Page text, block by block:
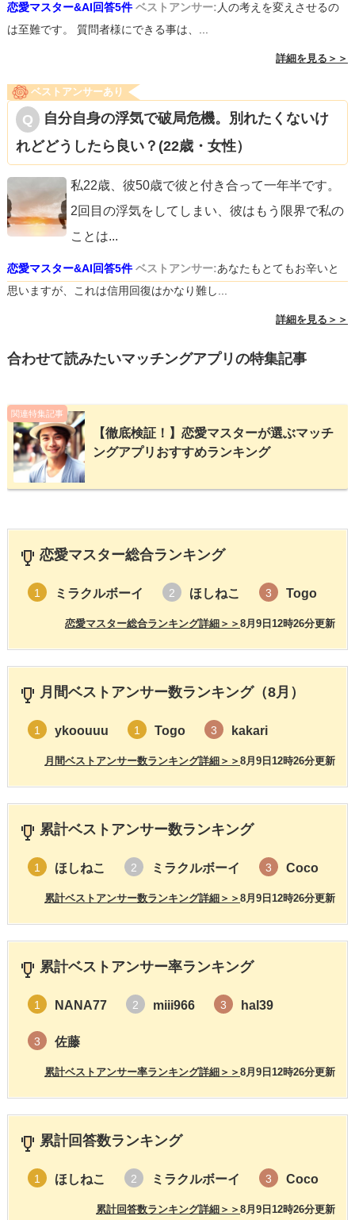
恋愛マスター&AI回答5件 ベストアンサー:人の考えを変えさせるの
は至難です。 質問者様にできる事は、...
詳細を見る＞＞
ベストアンサーあり
自分自身の浮気で破局危機。別れたくないけ
れどどうしたら良い？(22歳・女性）
私22歳、彼50歳で彼と付き合って一年半です。
2回目の浮気をしてしまい、彼はもう限界で私の
ことは...
恋愛マスター&AI回答5件 ベストアンサー:あなたもとてもお辛いと
思いますが、これは信用回復はかなり難し...
詳細を見る＞＞
合わせて読みたいマッチングアプリの特集記事
関連特集記事
【徹底検証！】恋愛マスターが選ぶマッチ
ングアプリおすすめランキング
恋愛マスター総合ランキング
1 ミラクルボーイ 2 ほしねこ 3 Togo
8月9日12時26分更新
恋愛マスター総合ランキング詳細＞＞
月間ベストアンサー数ランキング（8月）
1 ykoouuu 1 Togo 3 kakari
8月9日12時26分更新
月間ベストアンサー数ランキング詳細＞＞
累計ベストアンサー数ランキング
1 ほしねこ 2 ミラクルボーイ 3 Coco
8月9日12時26分更新
累計ベストアンサー数ランキング詳細＞＞
累計ベストアンサー率ランキング
1 NANA77 2 miii966 3 hal39
3 佐藤
8月9日12時26分更新
累計ベストアンサー率ランキング詳細＞＞
累計回答数ランキング
1 ほしねこ 2 ミラクルボーイ 3 Coco
8月9日12時26分更新
累計回答数ランキング詳細＞＞